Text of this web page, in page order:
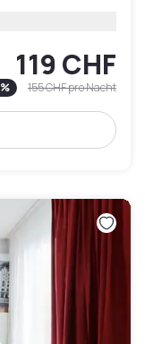
119 CHF
% 155 CHFpro Nacht